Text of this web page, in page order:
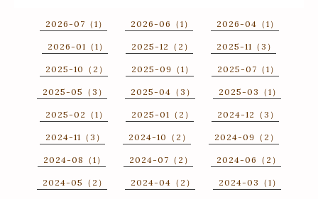
2026-07（1） 2026-06（1） 2026-04（1）
2026-01（1） 2025-12（2） 2025-11（3）
2025-10（2） 2025-09（1） 2025-07（1）
2025-05（3） 2025-04（3） 2025-03（1）
2025-02（1） 2025-01（2） 2024-12（3）
2024-11（3） 2024-10（2） 2024-09（2）
2024-08（1） 2024-07（2） 2024-06（2）
2024-05（2） 2024-04（2） 2024-03（1）